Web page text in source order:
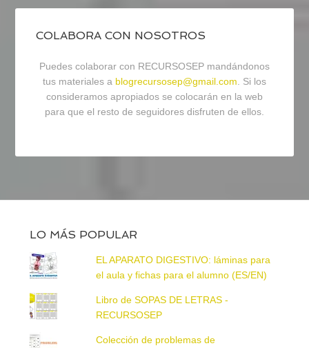
COLABORA CON NOSOTROS
Puedes colaborar con RECURSOSEP mandándonos
tus materiales a blogrecursosep@gmail.com. Si los
consideramos apropiados se colocarán en la web
para que el resto de seguidores disfruten de ellos.
LO MÁS POPULAR
EL APARATO DIGESTIVO: láminas para
el aula y fichas para el alumno (ES/EN)
Libro de SOPAS DE LETRAS -
RECURSOSEP
Colección de problemas de